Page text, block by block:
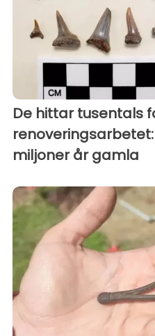
De hittar tusentals
miljoner år gamla